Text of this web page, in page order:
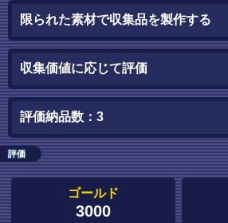
限られた素材で収集品を製作する
収集価値に応じて評価
評価納品数：3
評価
ゴールド
3000